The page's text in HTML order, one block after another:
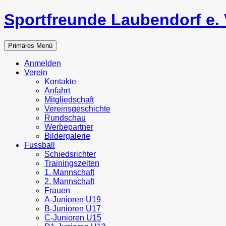
Zum
Inhalt
Sportfreunde Laubendorf e.
Suchen
Primäres Menü
Anmelden
Verein
Kontakte
Anfahrt
Mitgliedschaft
Vereinsgeschichte
Rundschau
Werbepartner
Bildergalerie
Fussball
Schiedsrichter
Trainingszeiten
1. Mannschaft
2. Mannschaft
Frauen
A-Junioren U19
B-Junioren U17
C-Junioren U15